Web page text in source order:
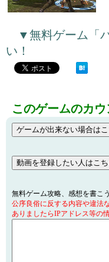
▼無料ゲーム「
い！
このゲームのカ
無料ゲーム攻略、感想を書こ
公序良俗に反する内容や違法
ありましたらIPアドレス等の